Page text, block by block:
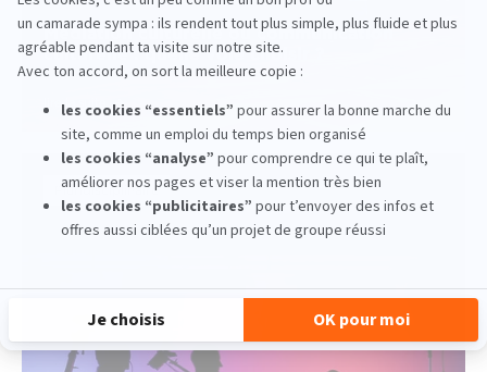
Médiation culturelle ou communication
culturelle : quelle voie choisir ?
lire la suite
Pluridisciplinaire